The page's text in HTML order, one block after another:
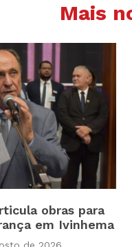
Mais
obras para
em Ivinhema